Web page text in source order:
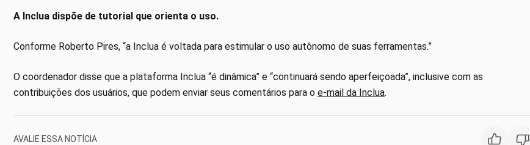
A Inclua dispõe de tutorial que orienta o uso.
Conforme Roberto Pires, “a Inclua é voltada para estimular o uso autônomo de suas ferramentas.”
O coordenador disse que a plataforma Inclua “é dinâmica” e “continuará sendo aperfeiçoada”, inclusive com as
contribuições dos usuários, que podem enviar seus comentários para o e-mail da Inclua.
AVALIE ESSA NOTÍCIA